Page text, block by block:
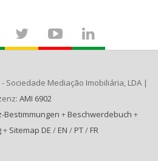
- Sociedade Mediação Imobiliária, LDA |
AMI 6902
Bestimmungen + Beschwerdebuch +
+ Sitemap DE / EN / PT/ FR